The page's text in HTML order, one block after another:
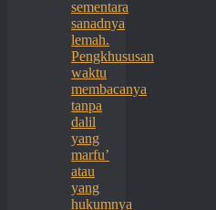
sementara
sanadnya
lemah.
Pengkhususan
waktu
membacanya
tanpa
dalil
yang
marfu’
atau
yang
hukumnya